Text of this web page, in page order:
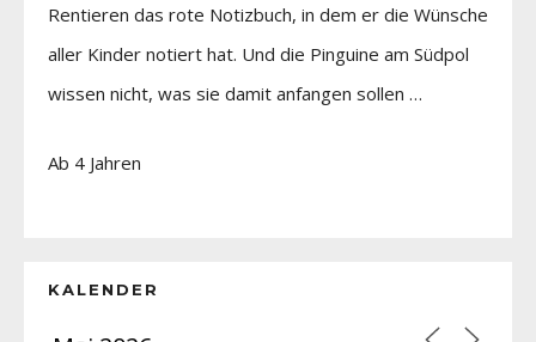
Rentieren das rote Notizbuch, in dem er die Wünsche
aller Kinder notiert hat. Und die Pinguine am Südpol
wissen nicht, was sie damit anfangen sollen …
Ab 4 Jahren
KALENDER